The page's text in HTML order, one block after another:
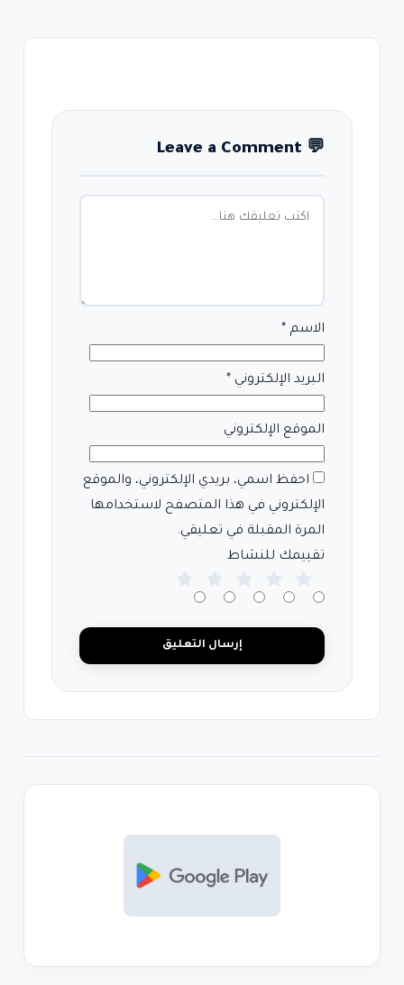
💬
Leave a Comment
الاسم *
البريد الإلكتروني *
الموقع الإلكتروني
احفظ اسمي، بريدي الإلكتروني، والموقع
الإلكتروني في هذا المتصفح لاستخدامها
المرة المقبلة في تعليقي.
تقييمك للنشاط